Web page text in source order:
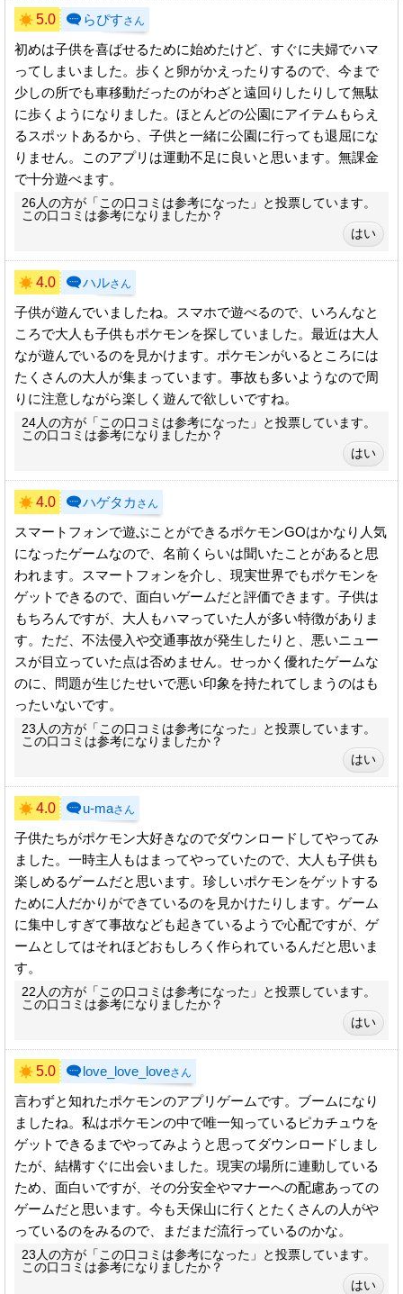
5.0 らぴすさん
初めは子供を喜ばせるために始めたけど、すぐに夫婦でハマ
ってしまいました。歩くと卵がかえったりするので、今まで
少しの所でも車移動だったのがわざと遠回りしたりして無駄
に歩くようになりました。ほとんどの公園にアイテムもらえ
るスポットあるから、子供と一緒に公園に行っても退屈にな
りません。このアプリは運動不足に良いと思います。無課金
で十分遊べます。
26人の方が「この口コミは参考になった」と投票しています。
この口コミは参考になりましたか？
4.0 ハルさん
子供が遊んでいましたね。スマホで遊べるので、いろんなと
ころで大人も子供もポケモンを探していました。最近は大人
なが遊んでいるのを見かけます。ポケモンがいるところには
たくさんの大人が集まっています。事故も多いようなので周
りに注意しながら楽しく遊んで欲しいですね。
24人の方が「この口コミは参考になった」と投票しています。
この口コミは参考になりましたか？
4.0 ハゲタカ さん
スマートフォンで遊ぶことができるポケモンGOはかなり人気
になったゲームなので、名前くらいは聞いたことがあると思
われます。スマートフォンを介し、現実世界でもポケモンを
ゲットできるので、面白いゲームだと評価できます。子供は
もちろんですが、大人もハマっていた人が多い特徴がありま
す。ただ、不法侵入や交通事故が発生したりと、悪いニュー
スが目立っていた点は否めません。せっかく優れたゲームな
のに、問題が生じたせいで悪い印象を持たれてしまうのはも
ったいないです。
23人の方が「この口コミは参考になった」と投票しています。
この口コミは参考になりましたか？
4.0 u-maさん
子供たちがポケモン大好きなのでダウンロードしてやってみ
ました。一時主人もはまってやっていたので、大人も子供も
楽しめるゲームだと思います。珍しいポケモンをゲットする
ために人だかりができているのを見かけたりします。ゲーム
に集中しすぎて事故なども起きているようで心配ですが、ゲ
ームとしてはそれほどおもしろく作られているんだと思いま
す。
22人の方が「この口コミは参考になった」と投票しています。
この口コミは参考になりましたか？
5.0 love_love_loveさん
言わずと知れたポケモンのアプリゲームです。ブームになり
ましたね。私はポケモンの中で唯一知っているピカチュウを
ゲットできるまでやってみようと思ってダウンロードしまし
たが、結構すぐに出会いました。現実の場所に連動している
ため、面白いですが、その分安全やマナーへの配慮あっての
ゲームだと思います。今も天保山に行くとたくさんの人がや
っているのをみるので、まだまだ流行っているのかな。
23人の方が「この口コミは参考になった」と投票しています。
この口コミは参考になりましたか？